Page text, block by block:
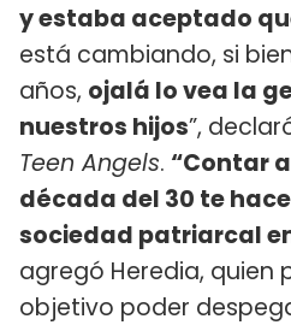
y estaba aceptado
está cambiando, si
años, ojalá lo vea la
nuestros hijos”,
Teen Angels. “Contar
década del 30 te
sociedad patriarcal
agregó Heredia, quien
objetivo poder